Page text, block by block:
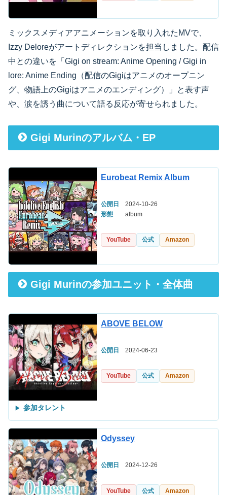
ミックスメディアアニメーションを取り入れたMVで、
Izzy Deloreがアートディレクションを担当しました。配信
中との違いを「Gigi on stream: Anime Opening / Gigi in
lore: Anime Ending（配信のGigiはアニメのオープニン
グ、物語上のGigiはアニメのエンディング）」と表す声
や、涙を誘う曲について語る反応が寄せられました。
Gigi Murinのアルバム・EP
Eurobeat Remix Album
公開日
2024-10-26
形態
album
YouTube 公式 Amazon
Gigi Murinの参加ユニット・全体曲
ABOVE BELOW
公開日 2024-06-23
YouTube 公式 Amazon
参加タレント
Odyssey
公開日 2024-12-26
YouTube 公式 Amazon